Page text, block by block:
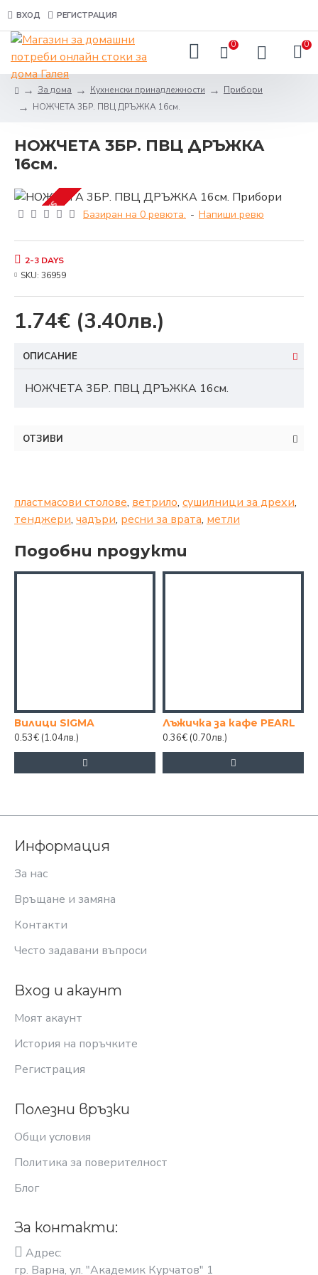
ВХОД РЕГИСТРАЦИЯ
0 0
За дома Кухненски принадлежности
Прибори
НОЖЧЕТА 3БР. ПВЦ ДРЪЖКА 16см.
НОЖЧЕТА 3БР. ПВЦ ДРЪЖКА
16см.
2-3 DAYS Базиран на 0 ревюта. - Напиши ревю
1.74€ (3.40лв.)
2-3 DAYS
SKU: 36959
ОПИСАНИЕ
НОЖЧЕТА 3БР. ПВЦ ДРЪЖКА 16см.
ОТЗИВИ
пластмасови столове, ветрило, сушилници за дрехи,
тенджери, чадъри, ресни за врата, метли
Подобни продукти
Вилици SIGMA
0.53€ (1.04лв.)
Лъжичка за кафе PEARL
0.36€ (0.70лв.)
Информация
За нас
Връщане и замяна
Контакти
Често задавани въпроси
Вход и акаунт
Моят акаунт
История на поръчките
Регистрация
Полезни връзки
Общи условия
Политика за поверителност
Блог
За контакти:
Адрес:
гр. Варна, ул. "Академик Курчатов" 1